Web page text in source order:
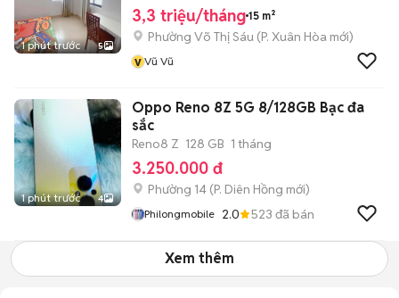
1 phút trước 5
3,3 triệu/tháng 15 m²
Phường Võ Thị Sáu (P. Xuân Hòa mới)
v Vũ Vũ
1 phút trước 4
Oppo Reno 8Z 5G 8/128GB Bạc đa
sắc
Reno8 Z 128 GB 1 tháng
3.250.000 đ
Phường 14 (P. Diên Hồng mới)
Philongmobile 2.0 523 đã bán
Xem thêm